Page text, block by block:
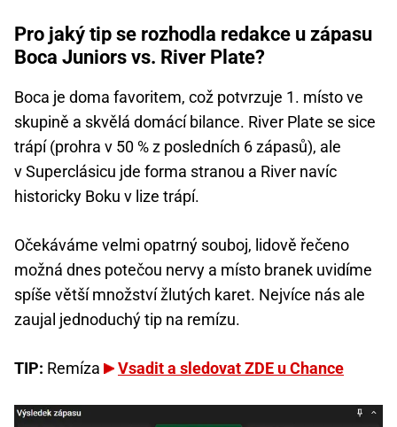
Pro jaký tip se rozhodla redakce u zápasu
Boca Juniors vs. River Plate?
Boca je doma favoritem, což potvrzuje 1. místo ve
skupině a skvělá domácí bilance. River Plate se sice
trápí (prohra v 50 % z posledních 6 zápasů), ale
v Superclásicu jde forma stranou a River navíc
historicky Boku v lize trápí.
Očekáváme velmi opatrný souboj, lidově řečeno
možná dnes potečou nervy a místo branek uvidíme
spíše větší množství žlutých karet. Nejvíce nás ale
zaujal jednoduchý tip na remízu.
TIP: Remíza Vsadit a sledovat ZDE u Chance